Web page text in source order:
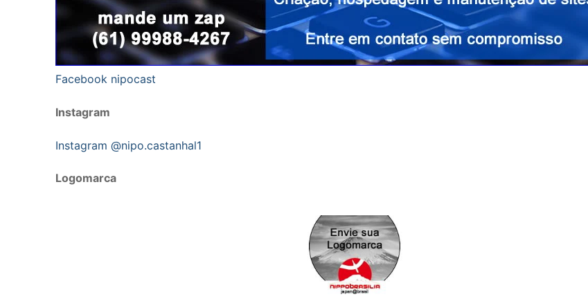
Facebook nipocast
Instagram
Instagram @nipo.castanhal1
Logomarca